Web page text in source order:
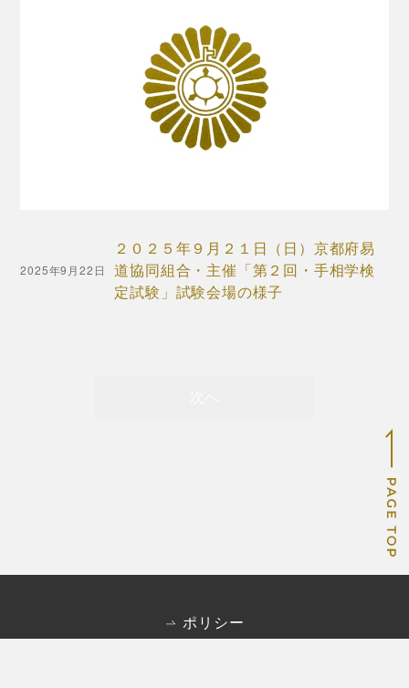
2025年9月22日
２０２５年９月２１日（日）京都府易
道協同組合・主催「第２回・手相学検
定試験」試験会場の様子
ポリシー